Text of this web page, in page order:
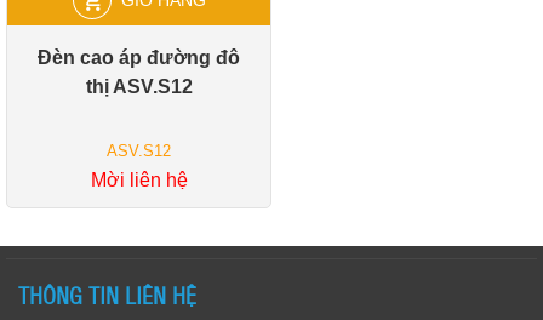
Đèn cao áp đường đô
thị ASV.S12
ASV.S12
Mời liên hệ
THÔNG TIN LIÊN HỆ